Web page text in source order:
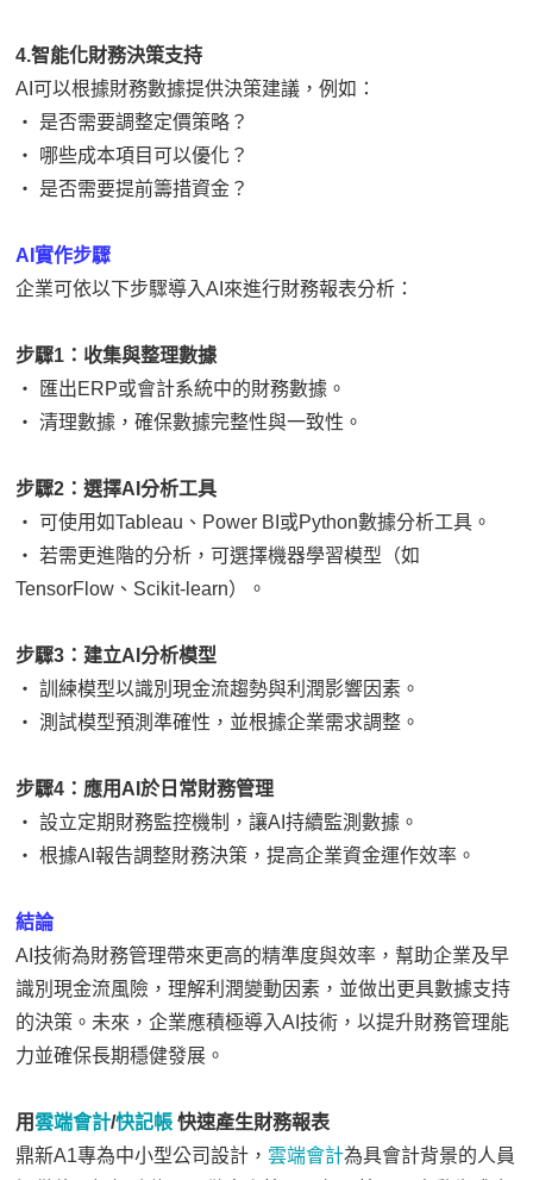
4.智能化財務決策支持
AI可以根據財務數據提供決策建議，例如：
‧ 是否需要調整定價策略？
‧ 哪些成本項目可以優化？
‧ 是否需要提前籌措資金？
AI實作步驟
企業可依以下步驟導入AI來進行財務報表分析：
步驟1：收集與整理數據
‧ 匯出ERP或會計系統中的財務數據。
‧ 清理數據，確保數據完整性與一致性。
步驟2：選擇AI分析工具
‧ 可使用如Tableau、Power BI或Python數據分析工具。
‧ 若需更進階的分析，可選擇機器學習模型（如
TensorFlow、Scikit-learn）。
步驟3：建立AI分析模型
‧ 訓練模型以識別現金流趨勢與利潤影響因素。
‧ 測試模型預測準確性，並根據企業需求調整。
步驟4：應用AI於日常財務管理
‧ 設立定期財務監控機制，讓AI持續監測數據。
‧ 根據AI報告調整財務決策，提高企業資金運作效率。
結論
AI技術為財務管理帶來更高的精準度與效率，幫助企業及早
識別現金流風險，理解利潤變動因素，並做出更具數據支持
的決策。未來，企業應積極導入AI技術，以提升財務管理能
力並確保長期穩健發展。
用雲端會計/快記帳 快速產生財務報表
鼎新A1專為中小型公司設計，雲端會計為具會計背景的人員